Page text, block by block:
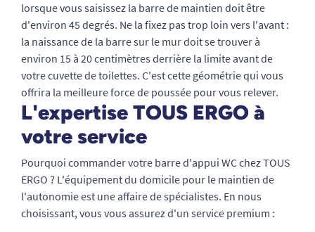
lorsque vous saisissez la barre de maintien doit être
d'environ 45 degrés. Ne la fixez pas trop loin vers l'avant :
la naissance de la barre sur le mur doit se trouver à
environ 15 à 20 centimètres derrière la limite avant de
votre cuvette de toilettes. C'est cette géométrie qui vous
offrira la meilleure force de poussée pour vous relever.
L'expertise TOUS ERGO à
votre service
Pourquoi commander votre barre d'appui WC chez TOUS
ERGO ? L'équipement du domicile pour le maintien de
l'autonomie est une affaire de spécialistes. En nous
choisissant, vous vous assurez d'un service premium :